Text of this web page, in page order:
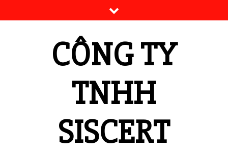
to
CÔNG TY
TNHH
SISCERT